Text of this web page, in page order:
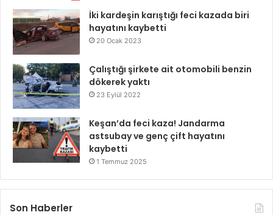
İki kardeşin karıştığı feci kazada biri
hayatını kaybetti
20 Ocak 2023
Çalıştığı şirkete ait otomobili benzin
dökerek yaktı
23 Eylül 2022
Keşan’da feci kaza! Jandarma
astsubay ve genç çift hayatını
kaybetti
1 Temmuz 2025
Son Haberler